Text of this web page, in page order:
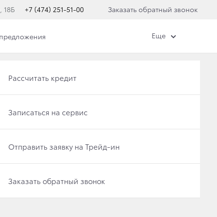
18Б +7 (474) 251-51-00 Заказать обратный звонок
Получить консультацию по кредиту
Отправить заявку на Трейд-ин
Записаться на сервис
Заказать обратный звонок
Рассчитать кредит
Записаться на сервис
Отправить заявку на Трейд-ин
Заказать обратный звонок
Еще
MIRAI